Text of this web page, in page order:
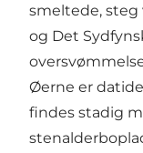
smeltede, steg
og Det
Øerne er
findes stadig